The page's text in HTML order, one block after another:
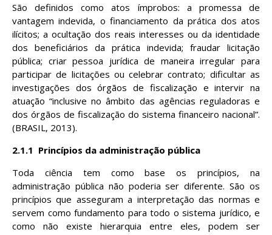
São definidos como atos ímprobos: a promessa de
vantagem indevida, o financiamento da prática dos atos
ilícitos; a ocultação dos reais interesses ou da identidade
dos beneficiários da prática indevida; fraudar licitação
pública; criar pessoa jurídica de maneira irregular para
participar de licitações ou celebrar contrato; dificultar as
investigações dos órgãos de fiscalização e intervir na
atuação “inclusive no âmbito das agências reguladoras e
dos órgãos de fiscalização do sistema financeiro nacional”.
(BRASIL, 2013).
2.1.1 Princípios da administração pública
Toda ciência tem como base os princípios, na
administração pública não poderia ser diferente. São os
princípios que asseguram a interpretação das normas e
servem como fundamento para todo o sistema jurídico, e
como não existe hierarquia entre eles, podem ser